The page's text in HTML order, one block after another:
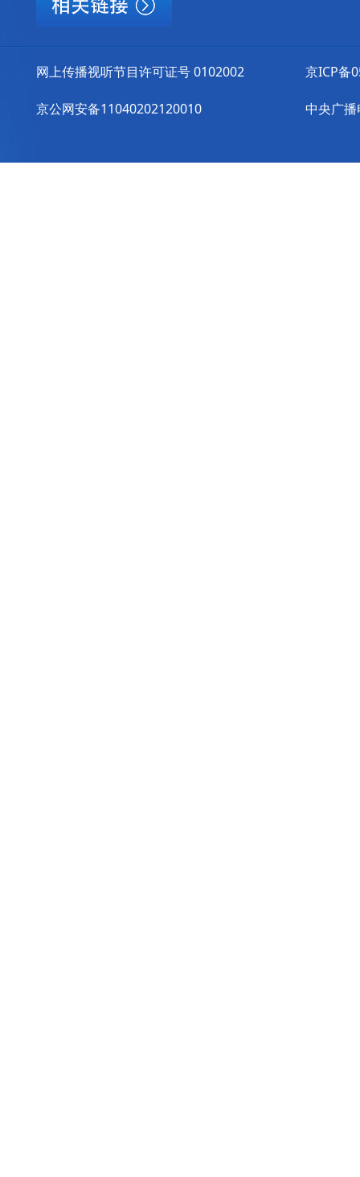
网上传播视听节目许可证号 0102002
京公网安备11040202120010
京ICP备
中央广